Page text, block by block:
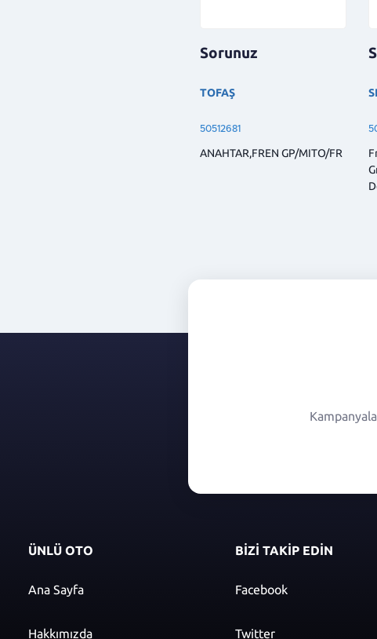
Sorunuz
TOFAŞ
50512681
ANAHTAR,FREN GP/MITO/FR
ÜNLÜ OTO
Ana Sayfa
Hakkımızda
BİZİ TAKİP EDİN
Facebook
Twitter